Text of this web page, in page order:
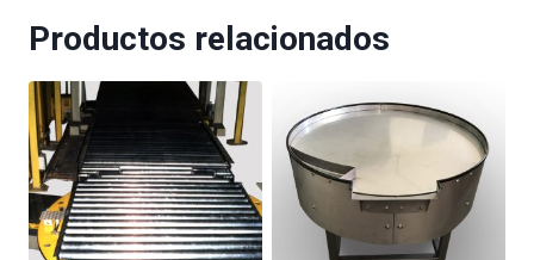
Productos relacionados